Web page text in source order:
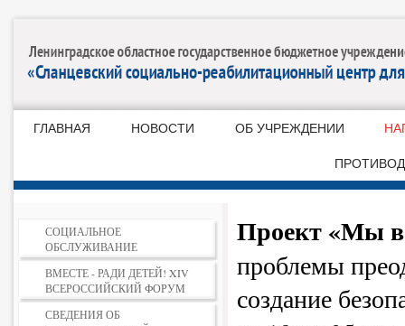
ГЛАВНАЯ НОВОСТИ ОБ УЧРЕЖДЕНИИ
СОЦИАЛЬНОЕ
ОБСЛУЖИВАНИЕ
ВМЕСТЕ - РАДИ ДЕТЕЙ! XIV
ВСЕРОССИЙСКИЙ ФОРУМ
СВЕДЕНИЯ ОБ
Проект «Мы
проблемы
создание